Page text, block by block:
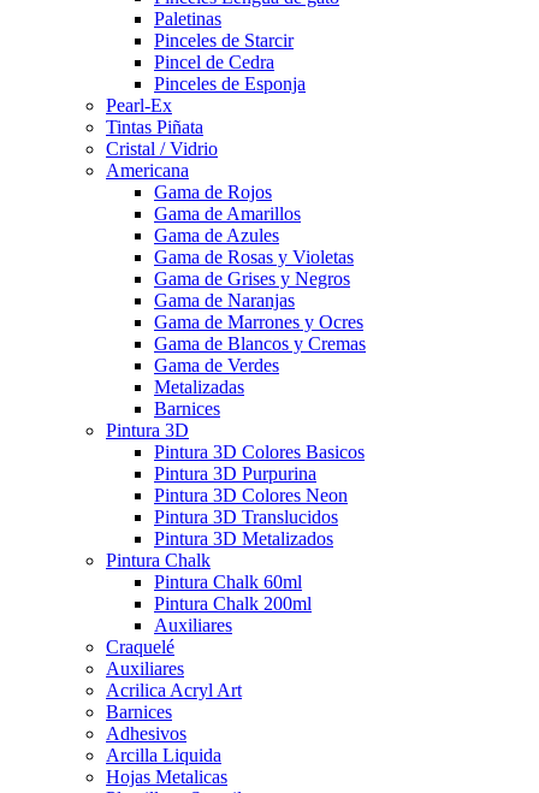
Paletinas
Pinceles de Starcir
Pincel de Cedra
Pinceles de Esponja
Pearl-Ex
Tintas Piñata
Cristal / Vidrio
Americana
Gama de Rojos
Gama de Amarillos
Gama de Azules
Gama de Rosas y Violetas
Gama de Grises y Negros
Gama de Naranjas
Gama de Marrones y Ocres
Gama de Blancos y Cremas
Gama de Verdes
Metalizadas
Barnices
Pintura 3D
Pintura 3D Colores Basicos
Pintura 3D Purpurina
Pintura 3D Colores Neon
Pintura 3D Translucidos
Pintura 3D Metalizados
Pintura Chalk
Pintura Chalk 60ml
Pintura Chalk 200ml
Auxiliares
Craquelé
Auxiliares
Acrilica Acryl Art
Barnices
Adhesivos
Arcilla Liquida
Hojas Metalicas